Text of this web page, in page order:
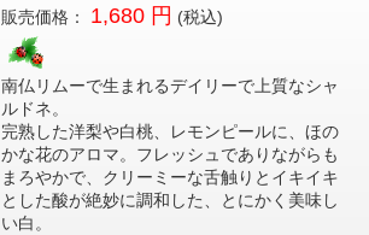
販売価格： 1,680 円 (税込)
南仏リムーで生まれるデイリーで上質なシャ
ルドネ。
完熟した洋梨や白桃、レモンピールに、ほの
かな花のアロマ。フレッシュでありながらも
まろやかで、クリーミーな舌触りとイキイキ
とした酸が絶妙に調和した、とにかく美味し
い白。